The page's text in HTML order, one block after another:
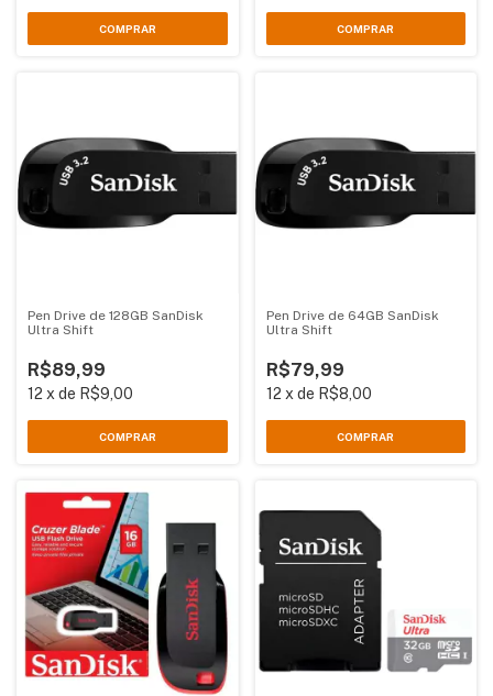
Pen Drive de 128GB SanDisk
Ultra Shift
R$89,99
12 xde R$9,00
Pen Drive de 64GB SanDisk
Ultra Shift
R$79,99
12 xde R$8,00